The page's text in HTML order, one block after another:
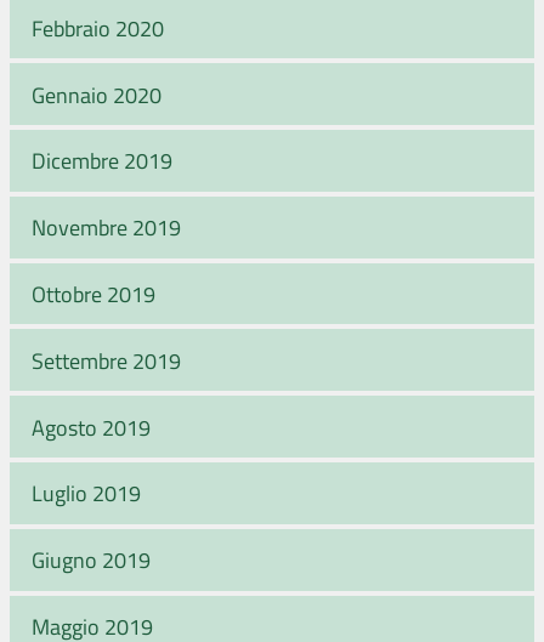
Febbraio 2020
Gennaio 2020
Dicembre 2019
Novembre 2019
Ottobre 2019
Settembre 2019
Agosto 2019
Luglio 2019
Giugno 2019
Maggio 2019